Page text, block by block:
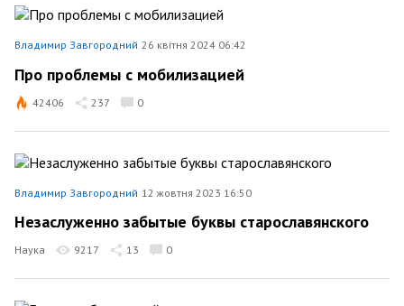
Владимир Завгородний 26 квітня 2024 06:42
Про проблемы с мобилизацией
42406 237 0
Владимир Завгородний 12 жовтня 2023 16:50
Незаслуженно забытые буквы старославянского
Наука 9217 13 0